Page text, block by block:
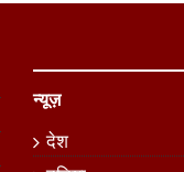
न्यूज़
देश